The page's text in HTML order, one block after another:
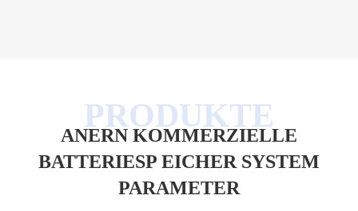
ANERN KOMMERZIELLE
BATTERIESP EICHER SYSTEM
PARAMETER